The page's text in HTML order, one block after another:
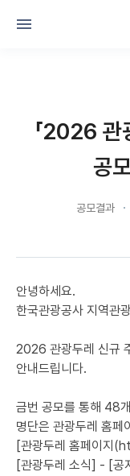
「2026 관
공
공모결과
안녕하세요.
한국관광공사 지역관
2026 관광두레 신규
안내드립니다.
금번 공모를 통해 48
명단은 관광두레 홈페
[관광두레 홈페이지
[관광두레 소식] - [공